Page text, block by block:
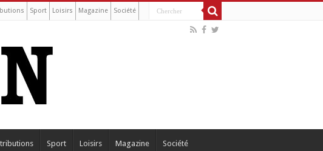
Sport Loisirs Magazine Société
Sport Loisirs Magazine Société